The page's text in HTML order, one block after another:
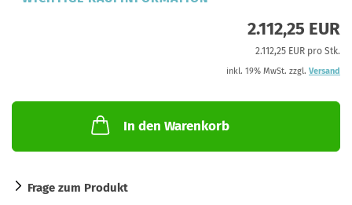
2.112,25 EUR
2.112,25 EUR pro Stk.
inkl. 19% MwSt. zzgl. Versand
In den Warenkorb
Frage zum Produkt